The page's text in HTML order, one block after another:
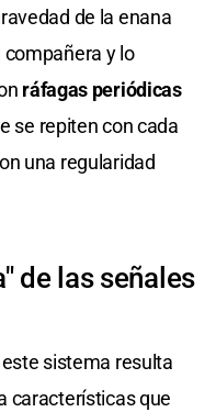
de la enana
y lo
ráfagas periódicas
se repiten con cada
una regularidad
de las señales
sistema resulta
características que